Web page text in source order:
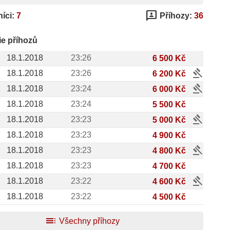
7 3p Příhozy: 36
příhozů
18.1.2018
23:26
6 500 Kč
18.1.2018
23:26 6 200 Kč gavel
18.1.2018 23:24 6 000 Kč gavel
18.1.2018 23:24
5 500 Kč
18.1.2018
23:23 5 000 Kč gavel
18.1.2018 23:23
4 900 Kč
18.1.2018
23:23 4 800 Kč gavel
18.1.2018 23:23
4 700 Kč
18.1.2018
23:22 4 600 Kč gavel
18.1.2018 23:22 4 500 Kč
toc Všechny příhozy